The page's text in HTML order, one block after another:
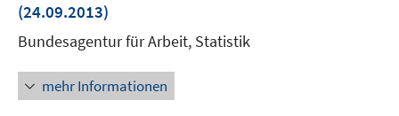
(24.09.2013)
Bundesagentur für Arbeit, Statistik
mehr Informationen